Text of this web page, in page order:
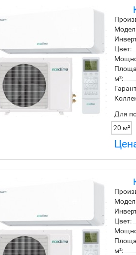
Цвет:
м²:
Для
20 м²
Цвет:
м²: